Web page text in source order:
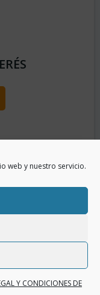
web y nuestro servicio.
Y CONDICIONES DE
using WordPress